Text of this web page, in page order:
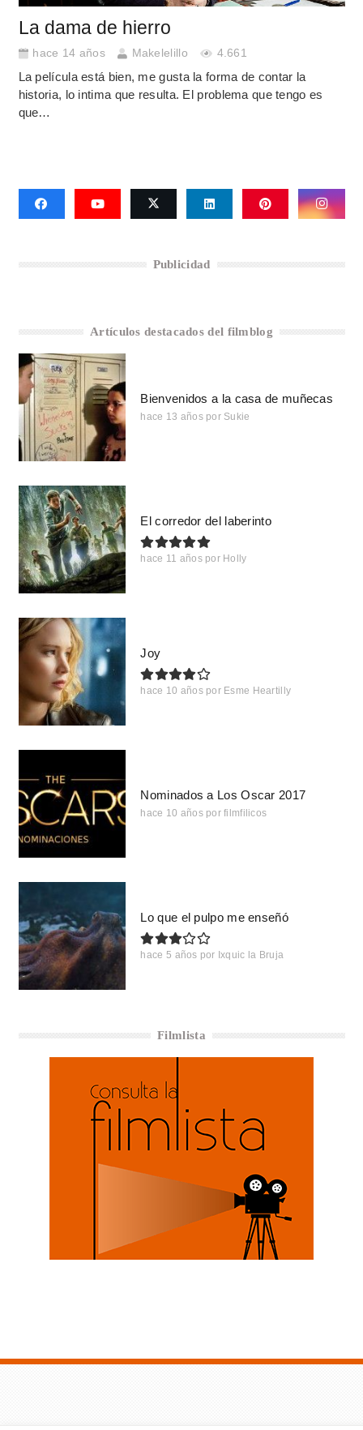
La dama de hierro
hace 14 años Makelelillo 4.661
La película está bien, me gusta la forma de contar la
historia, lo intima que resulta. El problema que tengo es
que…
Publicidad
Artículos destacados del filmblog
Bienvenidos a la casa de muñecas
hace 13 años por Sukie
El corredor del laberinto
hace 11 años por Holly
Joy
hace 10 años por Esme Heartilly
Nominados a Los Oscar 2017
hace 10 años por filmfilicos
Lo que el pulpo me enseñó
hace 5 años por Ixquic la Bruja
Filmlista